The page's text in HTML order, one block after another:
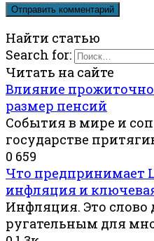
Найти статью
Search for:
Читать на сайте
Влияние
размер пенсий
События в мире и
государстве
0 659
Что предпринимает
инфляция и
Инфляция. Это слово
ругательным для